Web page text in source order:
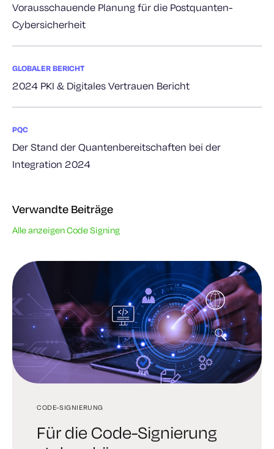
Vorausschauende Planung für die Postquanten-
Cybersicherheit
GLOBALER BERICHT
2024 PKI & Digitales Vertrauen Bericht
PQC
Der Stand der Quantenbereitschaften bei der
Integration 2024
Verwandte Beiträge
Alle anzeigen Code Signing
CODE-SIGNIERUNG
Für die Code-Signierung
SOFORTIGE UNTERZEICHNUNG
So funktionieren Prompt-
INTERNET DER DINGE (IOT)
Ihre IoT ist in Europa